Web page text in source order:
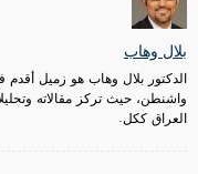
بلال وهاب
الدكتور بلال وهاب هو زميل أقدم
واشنطن، حيث تركز مقالاته
العراق ككل.